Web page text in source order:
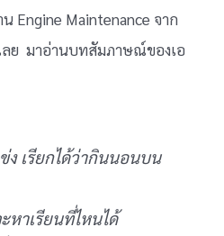
Engine Maintenance จาก
ย มาอ่านบทสัมภาษณ์ของเอ
เรียกได้ว่ากินนอนบน
หาเรียนที่ไหนได้